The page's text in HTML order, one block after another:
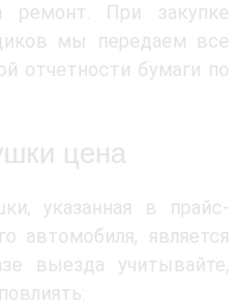
ремонт. При закупке
мы передаем все
отчетности бумаги по
цена
указанная в прайс-
автомобиля, является
выезда учитывайте,